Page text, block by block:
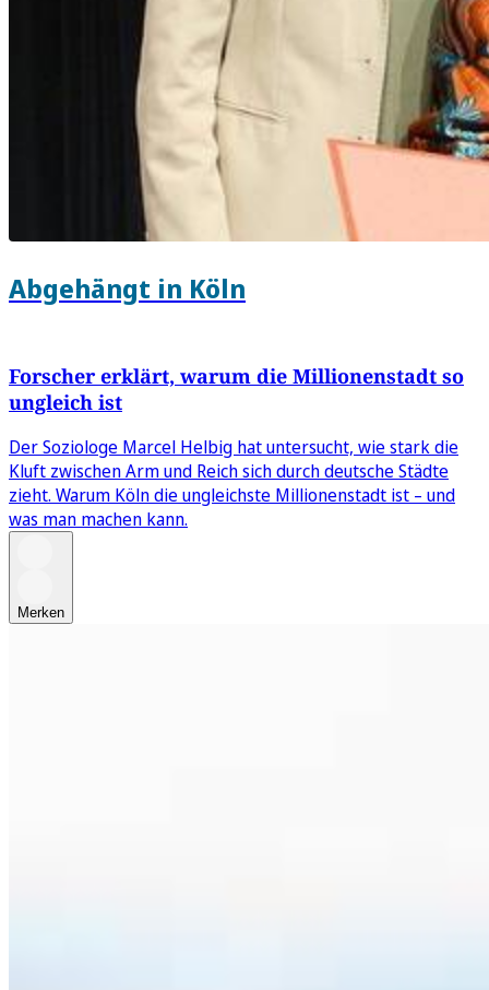
Abgehängt in Köln
Forscher erklärt, warum die Millionenstadt so
ungleich ist
Der Soziologe Marcel Helbig hat untersucht, wie stark die
Kluft zwischen Arm und Reich sich durch deutsche Städte
zieht. Warum Köln die ungleichste Millionenstadt ist – und
was man machen kann.
Merken